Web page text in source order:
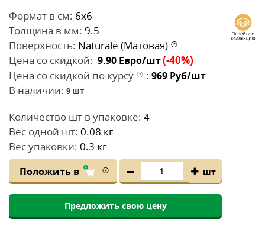
Формат в см: 6x6
Толщина в мм: 9.5
Поверхность: Naturale (Матовая)
Цена со скидкой: 9.90 Евро/шт(-40%)
Цена со скидкой по курсу
: 969 Руб/шт
В наличии: 9 шт
Количество шт в упаковке: 4
Вес одной шт: 0.08 кг
Вес упаковки: 0.3 кг
Положить в шт
Предложить свою цену